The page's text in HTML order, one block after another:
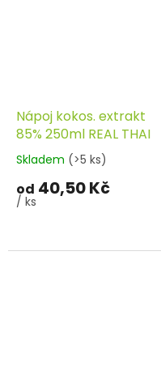
Nápoj kokos. extrakt
85% 250ml REAL THAI
Skladem (>5 ks)
od 40,50 Kč
/ ks